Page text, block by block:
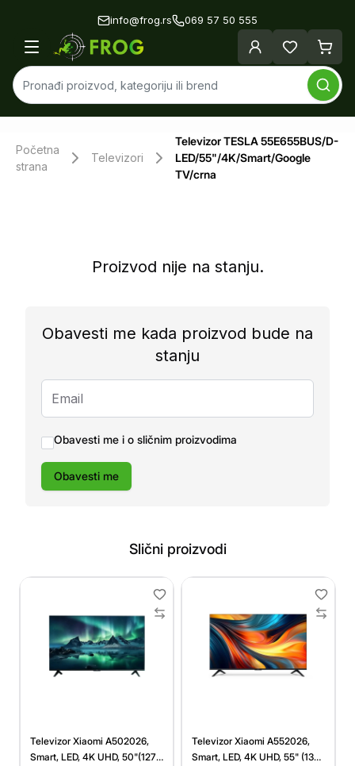
info@frog.rs 069 57 50 555
Početna
strana
Televizori
Televizor TESLA 55E655BUS/D-
LED/55"/4K/Smart/Google
TV/crna
Proizvod nije na stanju.
Obavesti me kada proizvod bude na
stanju
Obavesti me i o sličnim proizvodima
Obavesti me
Slični proizvodi
Televizor Xiaomi A502026,
Smart, LED, 4K UHD, 50"(127
Televizor Xiaomi A552026,
Smart, LED, 4K UHD, 55" (139